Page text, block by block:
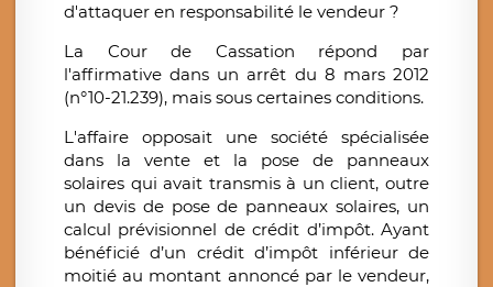
d'attaquer en responsabilité le vendeur ?
La Cour de Cassation répond par
l'affirmative dans un arrêt du 8 mars 2012
(n°10-21.239), mais sous certaines conditions.
L'affaire opposait une société spécialisée
dans la vente et la pose de panneaux
solaires qui avait transmis à un client, outre
un devis de pose de panneaux solaires, un
calcul prévisionnel de crédit d’impôt. Ayant
bénéficié d’un crédit d’impôt inférieur de
moitié au montant annoncé par le vendeur,